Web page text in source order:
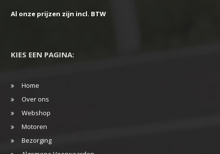
Al onze prijzen zijn incl. BTW
KIES EEN PAGINA:
Home
Over ons
Webshop
Motoren
Bezorging